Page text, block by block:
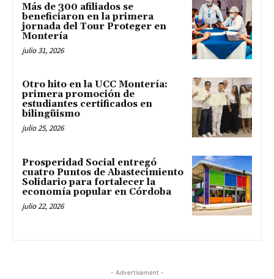
Más de 300 afiliados se
beneficiaron en la primera
jornada del Tour Proteger en
Montería
julio 31, 2026
Otro hito en la UCC Montería:
primera promoción de
estudiantes certificados en
bilingüismo
julio 25, 2026
Prosperidad Social entregó
cuatro Puntos de Abastecimiento
Solidario para fortalecer la
economía popular en Córdoba
julio 22, 2026
- Advertisement -